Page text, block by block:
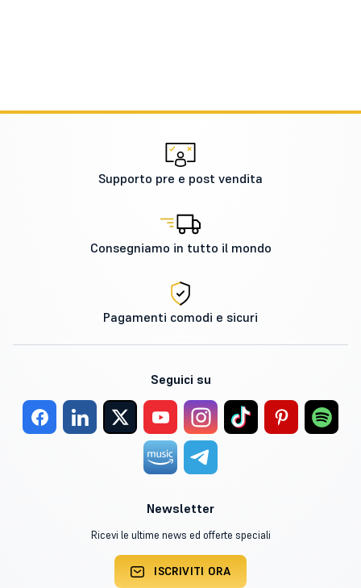
Supporto pre e post vendita
Consegniamo in tutto il mondo
Pagamenti comodi e sicuri
Seguici su
Newsletter
Ricevi le ultime news ed offerte speciali
ISCRIVITI ORA